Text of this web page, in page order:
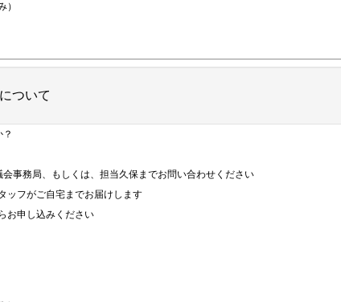
ついて
事務局、もしくは、担当久保までお問い合わせください
ッフがご自宅までお届けします